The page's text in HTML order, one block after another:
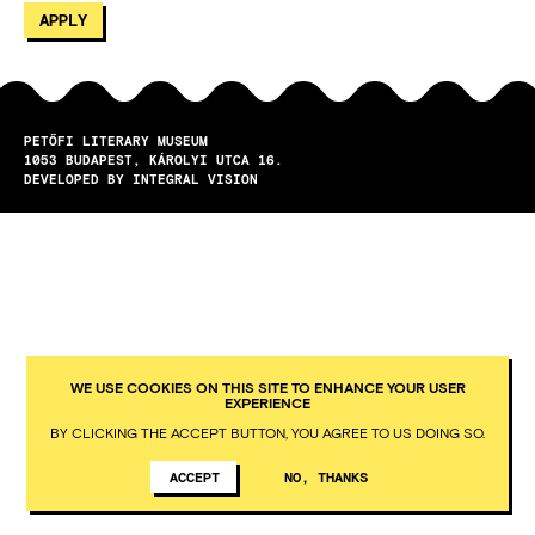
PETŐFI LITERARY MUSEUM
1053
BUDAPEST
KÁROLYI UTCA 16.
DEVELOPED BY INTEGRAL VISION
WE USE COOKIES ON THIS SITE TO ENHANCE YOUR USER
EXPERIENCE
BY CLICKING THE ACCEPT BUTTON, YOU AGREE TO US DOING SO.
ACCEPT NO, THANKS